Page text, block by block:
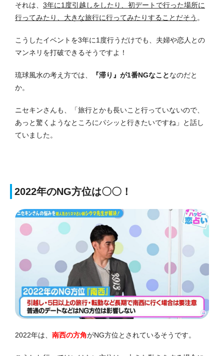
それは、 3年に1度引越しをしたり、初デートで行った場所に
行ってみたり、大きな旅行に行ってみたりすることだそう 。
こうしたイベントを3年に1度行うだけでも、夫婦や恋人との
マンネリを打破できるそうですよ！
琉球風水の考え方では、 『滞り』が1番NGなことなのだと
か。
ニセキンさんも、「旅行とかも長いこと行っていないので、
あっと驚くようなところにパシッと行きたいですね」と話し
ていました。
2022年のNG方位は〇〇！
2022年は、 南西の方角がNG方位とされているそうです。